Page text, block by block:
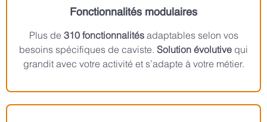
Fonctionnalités modulaires
Plus de 310 fonctionnalitésadaptables selon vos
besoins spécifiques de caviste. Solution évolutive qui
grandit avec votre activité et s’adapte à votre métier.